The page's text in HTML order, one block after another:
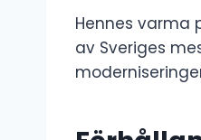
Hennes varma
av Sveriges